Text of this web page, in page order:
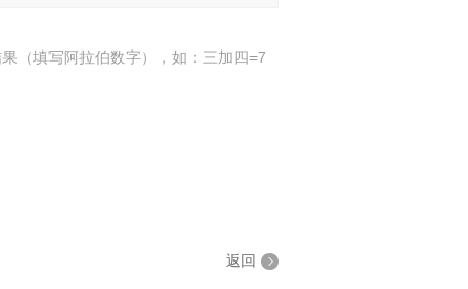
（填写阿拉伯数字），如：三加四=7
返回